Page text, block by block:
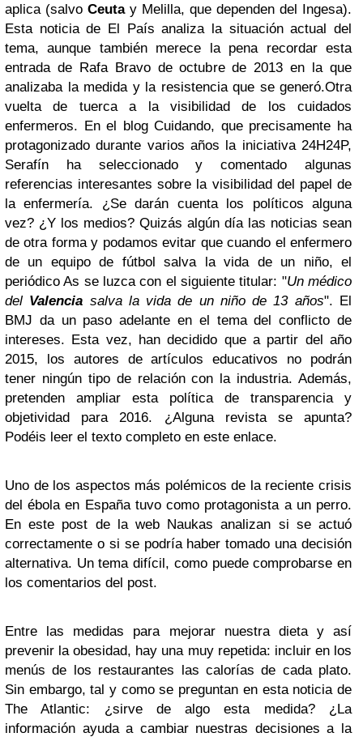
aplica (salvo Ceutay Melilla, que dependen del Ingesa).
Esta noticia de El País analiza la situación actual del
tema, aunque también merece la pena recordar esta
entrada de Rafa Bravo de octubre de 2013 en la que
analizaba la medida y la resistencia que se generó.Otra
vuelta de tuerca a la visibilidad de los cuidados
enfermeros. En el blog Cuidando, que precisamente ha
protagonizado durante varios años la iniciativa 24H24P,
Serafín ha seleccionado y comentado algunas
referencias interesantes sobre la visibilidad del papel de
la enfermería. ¿Se darán cuenta los políticos alguna
vez? ¿Y los medios? Quizás algún día las noticias sean
de otra forma y podamos evitar que cuando el enfermero
de un equipo de fútbol salva la vida de un niño, el
periódico As se luzca con el siguiente titular: "Un médico
del Valencia salva la vida de un niño de 13 años". El
BMJ da un paso adelante en el tema del conflicto de
intereses. Esta vez, han decidido que a partir del año
2015, los autores de artículos educativos no podrán
tener ningún tipo de relación con la industria. Además,
pretenden ampliar esta política de transparencia y
objetividad para 2016. ¿Alguna revista se apunta?
Podéis leer el texto completo en este enlace.
Uno de los aspectos más polémicos de la reciente crisis
del ébola en España tuvo como protagonista a un perro.
En este post de la web Naukas analizan si se actuó
correctamente o si se podría haber tomado una decisión
alternativa. Un tema difícil, como puede comprobarse en
los comentarios del post.
Entre las medidas para mejorar nuestra dieta y así
prevenir la obesidad, hay una muy repetida: incluir en los
menús de los restaurantes las calorías de cada plato.
Sin embargo, tal y como se preguntan en esta noticia de
The Atlantic: ¿sirve de algo esta medida? ¿La
información ayuda a cambiar nuestras decisiones a la